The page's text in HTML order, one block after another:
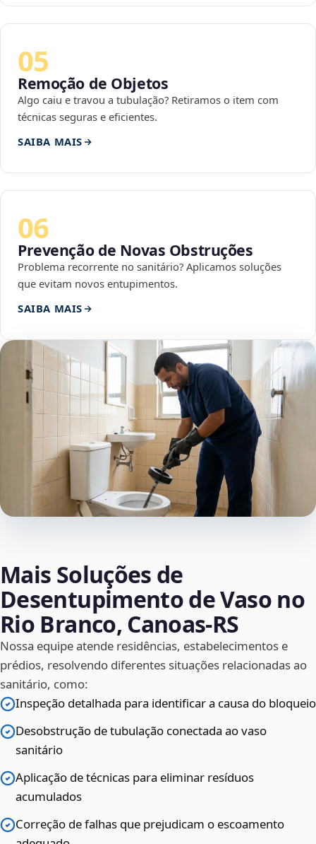
05
Remoção de Objetos
Algo caiu e travou a tubulação? Retiramos o item com
técnicas seguras e eficientes.
SAIBA MAIS
06
Prevenção de Novas Obstruções
Problema recorrente no sanitário? Aplicamos soluções
que evitam novos entupimentos.
SAIBA MAIS
Mais Soluções de
Desentupimento de Vaso no
Rio Branco, Canoas‑RS
Nossa equipe atende residências, estabelecimentos e
prédios, resolvendo diferentes situações relacionadas ao
sanitário, como:
Inspeção detalhada para identificar a causa do bloqueio
Desobstrução de tubulação conectada ao vaso
sanitário
Aplicação de técnicas para eliminar resíduos
acumulados
Correção de falhas que prejudicam o escoamento